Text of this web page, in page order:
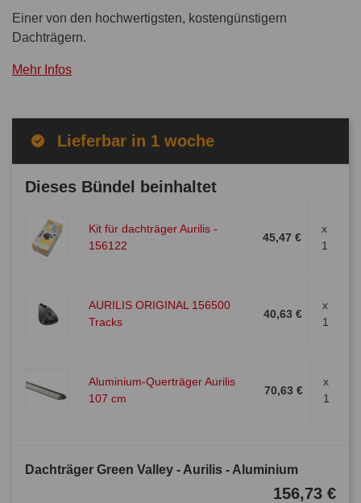
Einer von den hochwertigsten, kostengünstigern
Dachträgern.
Mehr Infos
Lieferbar in 1 woche
Dieses Bündel beinhaltet
Kit für dachträger Aurilis -
156122
45,47 €
x
1
AURILIS ORIGINAL 156500
Tracks
40,63 €
x
1
Aluminium-Querträger Aurilis
107 cm
70,63 €
x
1
Dachträger Green Valley - Aurilis - Aluminium
156,73 €